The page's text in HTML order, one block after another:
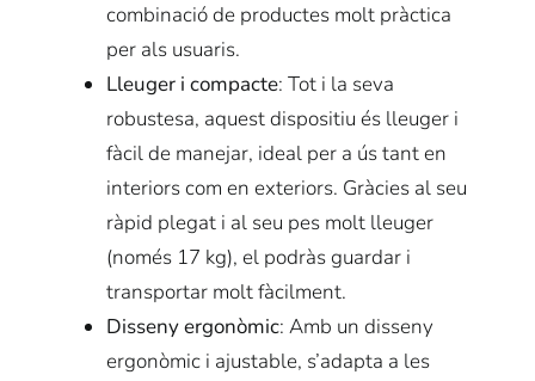
combinació de productes molt pràctica
per als usuaris.
Lleuger i compacte: Tot i la seva
robustesa, aquest dispositiu és lleuger i
fàcil de manejar, ideal per a ús tant en
interiors com en exteriors. Gràcies al seu
ràpid plegat i al seu pes molt lleuger
(només 17 kg), el podràs guardar i
transportar molt fàcilment.
Disseny ergonòmic: Amb un disseny
ergonòmic i ajustable, s’adapta a les